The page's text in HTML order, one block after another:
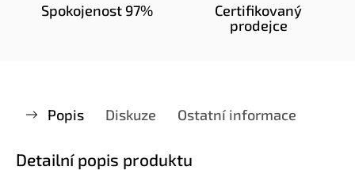
Spokojenost 97%
Certifikovaný
prodejce
Popis Diskuze Ostatní informace
Detailní popis produktu